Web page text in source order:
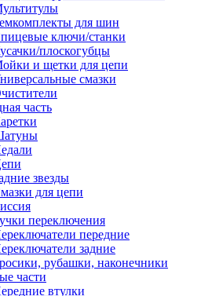
для шин
ключи/станки
плоскогубцы
и щетки для цепи
смазки
часть
звезды
для цепи
переключения
передние
задние
рубашки, наконечники
части
втулки